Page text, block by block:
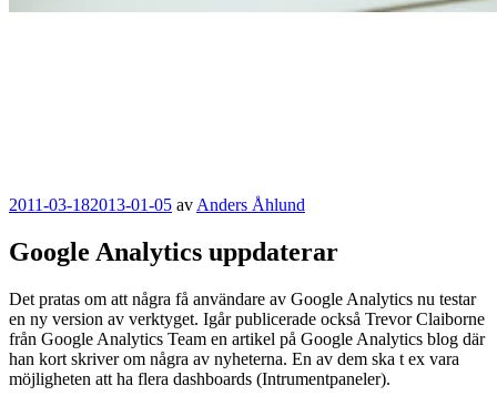
Publicerat
2011-03-182013-01-05 av Anders Åhlund
Google Analytics uppdaterar
Det pratas om att några få användare av Google Analytics nu testar
en ny version av verktyget. Igår publicerade också Trevor Claiborne
från Google Analytics Team en artikel på Google Analytics blog där
han kort skriver om några av nyheterna. En av dem ska t ex vara
möjligheten att ha flera dashboards (Intrumentpaneler).